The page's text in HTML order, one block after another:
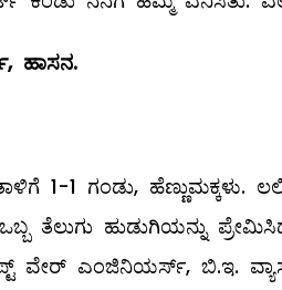
, ಹಾಸನ.
1-1 ಗಂಡು,
ತೆಲುಗು ಹುಡುಗಿಯನ್ನು
ವೇರ್‌ ಎಂಜಿನಿಯರ್ಸ್‌, ಬಿ.ಇ.